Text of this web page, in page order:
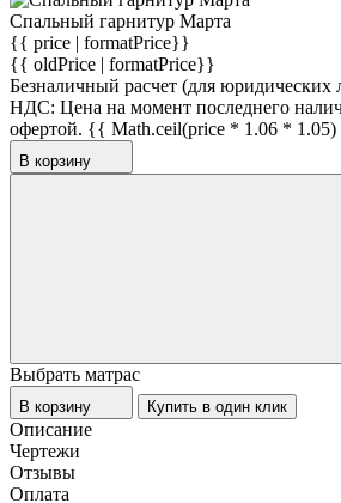
Спальный гарнитур Марта
{{ price | formatPrice}}
{{ oldPrice | formatPrice}}
Безналичный расчет (для
НДС: Цена на момент последнего
офертой. {{ Math.ceil(price * 1.06 * 1.05)
В корзину
Выбрать матрас
В корзину Купить в один клик
Описание
Чертежи
Отзывы
Оплата